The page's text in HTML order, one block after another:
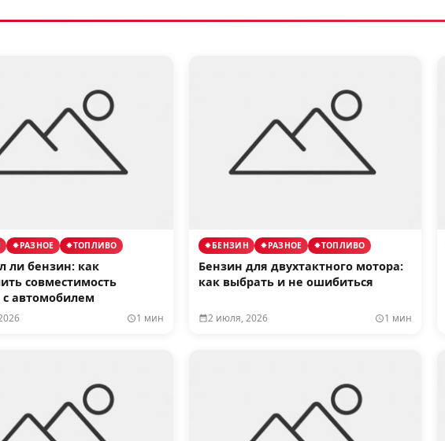
РАЗНОЕ ТОПЛИВО
ли бензин: как
совместимость
с автомобилем
1 мин
БЕНЗИН РАЗНОЕ ТОПЛИВО
Бензин для двухтактного мотора:
как выбрать и не ошибиться
2 июля, 2026 1 мин